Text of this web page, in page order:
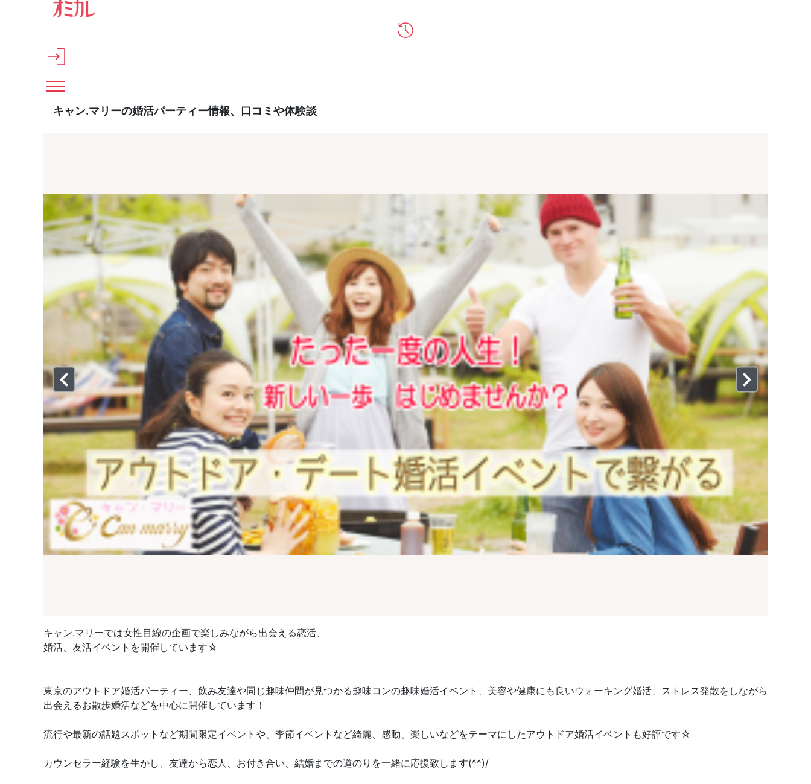
メインコンテンツへスキップ
キャン.マリーの婚活パーティー情報、口コミや体験談
キャン.マリーでは女性目線の企画で楽しみながら出会える恋活、
婚活、友活イベントを開催しています☆
東京のアウトドア婚活パーティー、飲み友達や同じ趣味仲間が見つかる趣味コンの趣味婚活イベント、美容や健康にも良いウォーキング婚活、ストレス発散をしながら
出会えるお散歩婚活などを中心に開催しています！
流行や最新の話題スポットなど期間限定イベントや、季節イベントなど綺麗、感動、楽しいなどをテーマにしたアウトドア婚活イベントも好評です☆
カウンセラー経験を生かし、友達から恋人、お付き合い、結婚までの道のりを一緒に応援致します(^^)/